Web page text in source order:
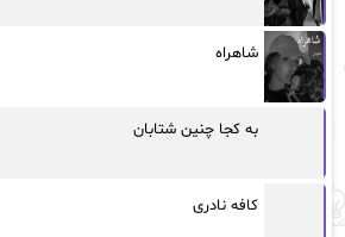
شاهراه
به کجا چنین شتابان
کافه نادری